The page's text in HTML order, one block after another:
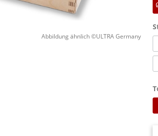
Abbildung ähnlich ©ULTRA Germany